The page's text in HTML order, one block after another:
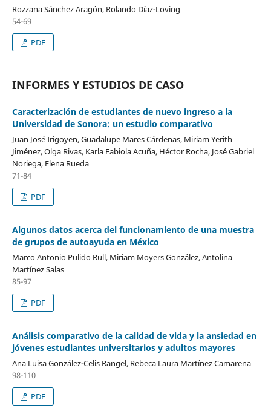
Rozzana Sánchez Aragón, Rolando Díaz-Loving
54-69
PDF
INFORMES Y ESTUDIOS DE CASO
Caracterización de estudiantes de nuevo ingreso a la
Universidad de Sonora: un estudio comparativo
Juan José Irigoyen, Guadalupe Mares Cárdenas, Miriam Yerith
Jiménez, Olga Rivas, Karla Fabiola Acuña, Héctor Rocha, José Gabriel
Noriega, Elena Rueda
71-84
PDF
Algunos datos acerca del funcionamiento de una muestra
de grupos de autoayuda en México
Marco Antonio Pulido Rull, Miriam Moyers González, Antolina
Martínez Salas
85-97
PDF
Análisis comparativo de la calidad de vida y la ansiedad en
jóvenes estudiantes universitarios y adultos mayores
Ana Luisa González-Celis Rangel, Rebeca Laura Martínez Camarena
98-110
PDF